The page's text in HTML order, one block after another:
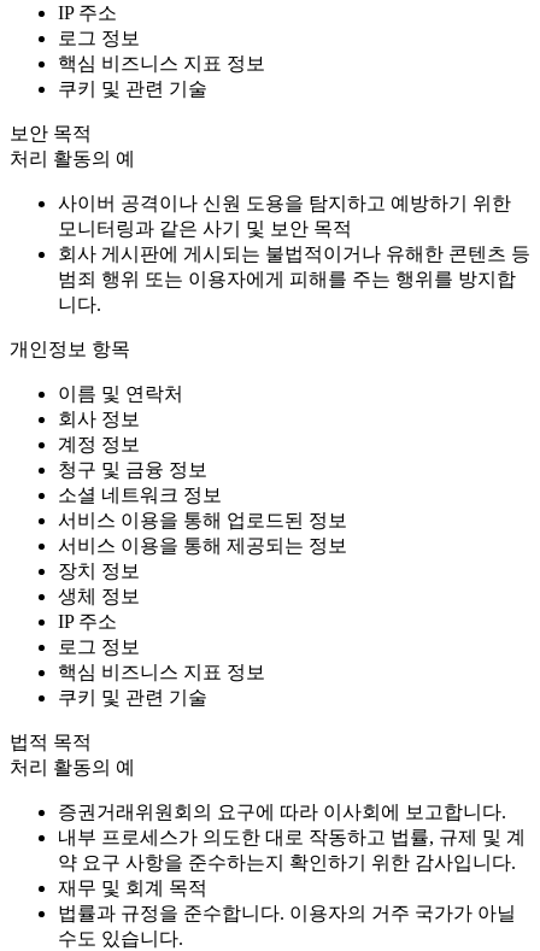
IP 주소
로그 정보
핵심 비즈니스 지표 정보
쿠키 및 관련 기술
보안 목적
처리 활동의 예
사이버 공격이나 신원 도용을 탐지하고 예방하기 위한
모니터링과 같은 사기 및 보안 목적
회사 게시판에 게시되는 불법적이거나 유해한 콘텐츠 등
범죄 행위 또는 이용자에게 피해를 주는 행위를 방지합
니다.
개인정보 항목
이름 및 연락처
회사 정보
계정 정보
청구 및 금융 정보
소셜 네트워크 정보
서비스 이용을 통해 업로드된 정보
서비스 이용을 통해 제공되는 정보
장치 정보
생체 정보
IP 주소
로그 정보
핵심 비즈니스 지표 정보
쿠키 및 관련 기술
법적 목적
처리 활동의 예
증권거래위원회의 요구에 따라 이사회에 보고합니다.
내부 프로세스가 의도한 대로 작동하고 법률, 규제 및 계
약 요구 사항을 준수하는지 확인하기 위한 감사입니다.
재무 및 회계 목적
법률과 규정을 준수합니다. 이용자의 거주 국가가 아닐
수도 있습니다.